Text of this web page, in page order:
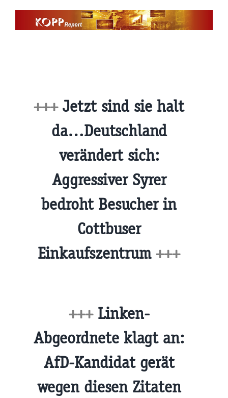
+++ Jetzt sind sie halt
da…Deutschland
verändert sich:
Aggressiver Syrer
bedroht Besucher in
Cottbuser
Einkaufszentrum +++
+++ Linken-
Abgeordnete klagt an:
AfD-Kandidat gerät
wegen diesen Zitaten